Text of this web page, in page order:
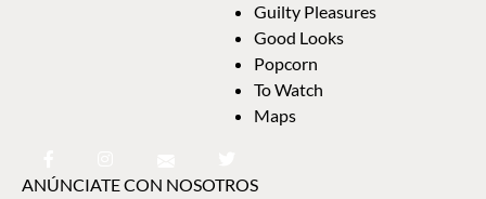
Guilty Pleasures
Good Looks
Popcorn
To Watch
Maps
ANÚNCIATE CON NOSOTROS